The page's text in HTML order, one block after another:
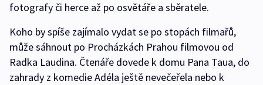
fotografy či herce až po osvětáře a sběratele.
Koho by spíše zajímalo vydat se po stopách filmařů,
může sáhnout po Procházkách Prahou filmovou od
Radka Laudina. Čtenáře dovede k domu Pana Taua, do
zahrady z komedie Adéla ještě nevečeřela nebo k